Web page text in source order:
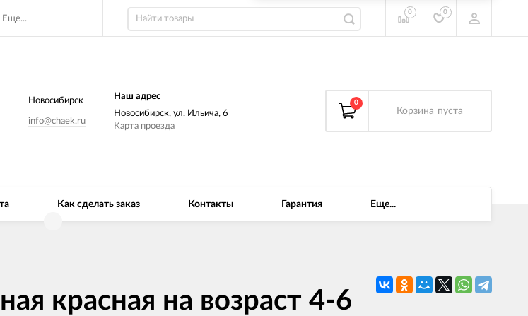
Еще...
0 0
Новосибирск
info@chaek.ru
Наш адрес
Новосибирск, ул. Ильича, 6
Карта проезда
0
Корзина пуста
Как сделать заказ Контакты Гарантия Еще...
красная на возраст 4-6